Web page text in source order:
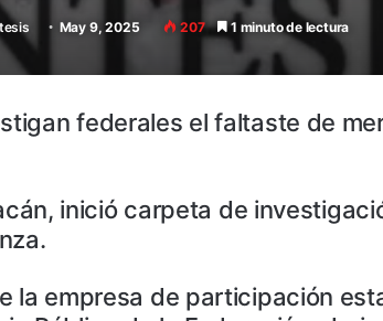
May 9, 2025 207 1 minuto de lectura
federales el faltaste de
inició carpeta de
empresa de participación